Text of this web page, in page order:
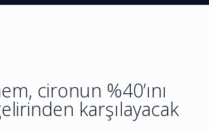
cironun %40’ını
karşılayacak